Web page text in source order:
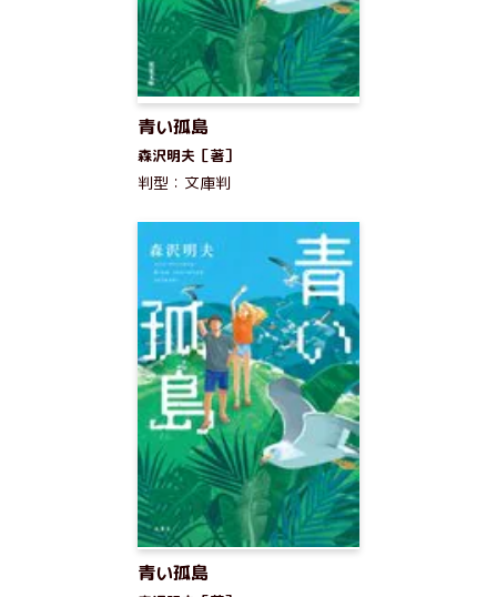
青い孤島
森沢明夫［著］
判型：文庫判
青い孤島